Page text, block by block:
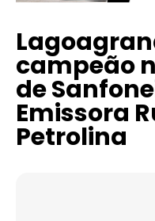
campeão
de
Emissora
Petrolina